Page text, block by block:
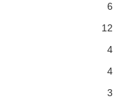
6
12
4
4
3